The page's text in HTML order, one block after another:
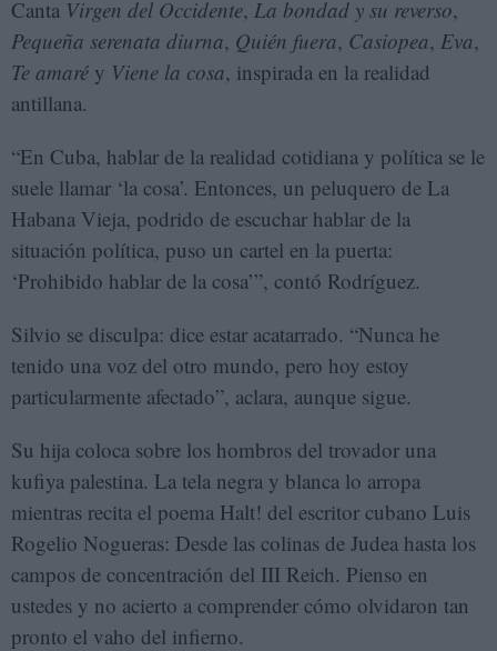
Canta Virgen del Occidente, La bondad y su reverso,
Pequeña serenata diurna, Quién fuera, Casiopea, Eva,
Te amaré y Viene la cosa, inspirada en la realidad
antillana.
“En Cuba, hablar de la realidad cotidiana y política se le
suele llamar ‘la cosa’. Entonces, un peluquero de La
Habana Vieja, podrido de escuchar hablar de la
situación política, puso un cartel en la puerta:
‘Prohibido hablar de la cosa’”, contó Rodríguez.
Silvio se disculpa: dice estar acatarrado. “Nunca he
tenido una voz del otro mundo, pero hoy estoy
particularmente afectado”, aclara, aunque sigue.
Su hija coloca sobre los hombros del trovador una
kufiya palestina. La tela negra y blanca lo arropa
mientras recita el poema Halt! del escritor cubano Luis
Rogelio Nogueras: Desde las colinas de Judea hasta los
campos de concentración del III Reich. Pienso en
ustedes y no acierto a comprender cómo olvidaron tan
pronto el vaho del infierno.